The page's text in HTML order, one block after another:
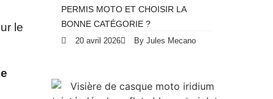
le
PERMIS MOTO ET CHOISIR LA
BONNE CATÉGORIE ?
20 avril 2026 By Jules Mecano